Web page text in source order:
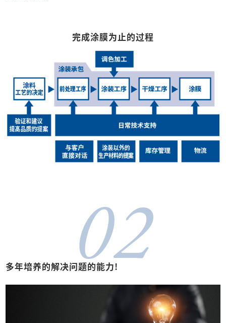
完成涂膜为止的过程
02
多年培养的解决问题的能力!